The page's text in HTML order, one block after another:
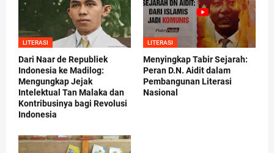
LITERASI
Dari Naar de Republiek
Indonesia ke Madilog:
Mengungkap Jejak
Intelektual Tan Malaka dan
Kontribusinya bagi Revolusi
Indonesia
LITERASI
Menyingkap Tabir Sejarah:
Peran D.N. Aidit dalam
Pembangunan Literasi
Nasional